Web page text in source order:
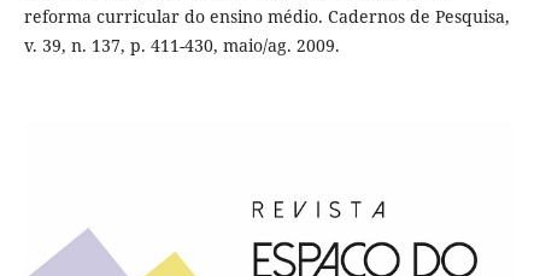
reforma curricular do ensino médio. Cadernos de Pesquisa,
v. 39, n. 137, p. 411-430, maio/ag. 2009.